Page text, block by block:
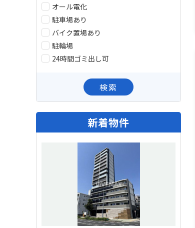
オール電化
駐車場あり
バイク置場あり
駐輪場
24時間ゴミ出し可
検索
新着物件